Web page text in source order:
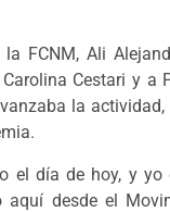
FCNM, Ali
Cestari y a
la
el día de hoy, y yo
desde el